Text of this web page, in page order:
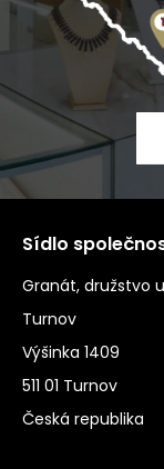
Sídlo
Granát, družstvo
Turnov
Výšinka 1409
511 01 Turnov
Česká republika